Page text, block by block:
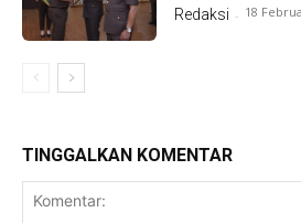
Redaksi - 18
TINGGALKAN KOMENTAR